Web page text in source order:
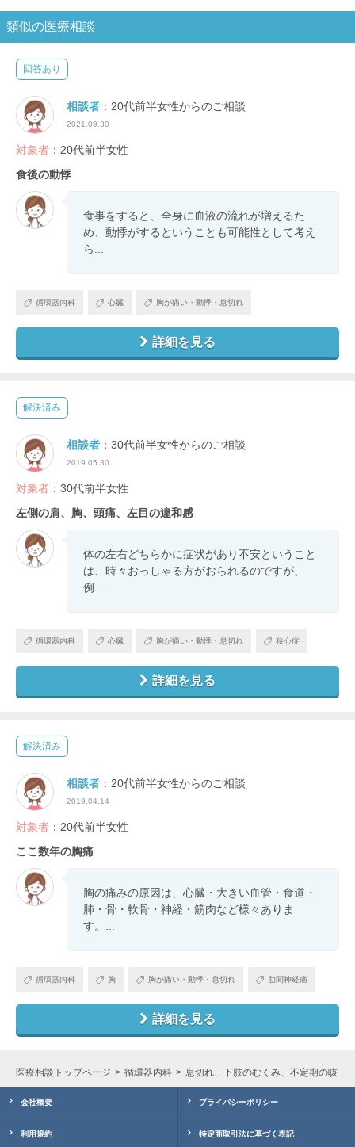
類似の医療相談
回答あり
相談者 ：20代前半女性からのご相談
2021.09.30
対象者 ：20代前半女性
食後の動悸
食事をすると、全身に血液の流れが増えるた
め、動悸がするということも可能性として考え
ら...
循環器内科 心臓 胸が痛い・動悸・息切れ
詳細を見る
解決済み
相談者 ：30代前半女性からのご相談
2019.05.30
対象者 ：30代前半女性
左側の肩、胸、頭痛、左目の違和感
体の左右どちらかに症状があり不安ということ
は、時々おっしゃる方がおられるのですが、
例...
循環器内科 心臓 胸が痛い・動悸・息切れ 狭心症
詳細を見る
解決済み
相談者 ：20代前半女性からのご相談
2019.04.14
対象者 ：20代前半女性
ここ数年の胸痛
胸の痛みの原因は、心臓・大きい血管・食道・
肺・骨・軟骨・神経・筋肉など様々ありま
す。...
循環器内科 胸 胸が痛い・動悸・息切れ 肋間神経痛
詳細を見る
医療相談トップページ 循環器内科 息切れ、下肢のむくみ、不定期の咳・
会社概要 プライバシーポリシー
利用規約 特定商取引法に基づく表記